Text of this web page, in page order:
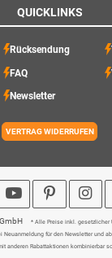
QUICKLINKS
Rücksendung
FAQ
Newsletter
VERTRAG WIDERRUFEN
* Alle Preise inkl. gesetzlicher
für den Newsletter und
anderen Rabattaktionen kombinierbar